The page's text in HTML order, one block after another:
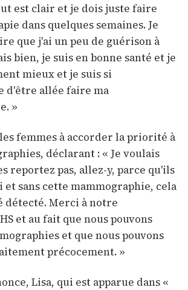
est clair et je dois juste faire
dans quelques semaines. Je
que j'ai un peu de guérison à
bien, je suis en bonne santé et je
mieux et je suis si
d'être allée faire ma
»
femmes à accorder la priorité à
déclarant : « Je voulais
reportez pas, allez-y, parce qu'ils
sans cette mammographie, cela
détecté. Merci à notre
et au fait que nous pouvons
et que nous pouvons
précocement. »
Lisa, qui est apparue dans «